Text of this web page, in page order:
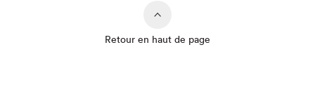
Retour en haut de page